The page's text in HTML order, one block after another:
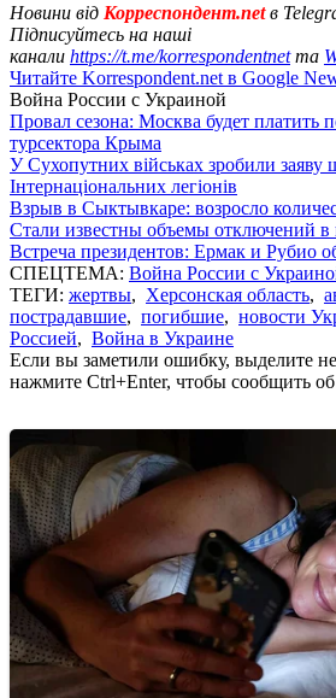
Новини від Корреспондент.netв
Підписуйтесь на наші
канали https://t.me/korrespondentnetта
Читайте Korrespondent.net в Google
Война России с Украиной
Провал сезона: Москва будет платить
турсектора Крыма
У Сухопутних військах зробили заяву
Інтернаціональних легіонів
Взрыв в Сыктывкаре: возросло
Стали известны объемы отключений в
Встреча президентов: Ермак и Рубио
СПЕЦТЕМА: Война России с
ТЕГИ: жертвы, Херсонская область,
пострадавшие, погибшие, новости
Россией, Война в Украине
Если вы заметили ошибку, выделите
нажмите Ctrl+Enter, чтобы сообщить